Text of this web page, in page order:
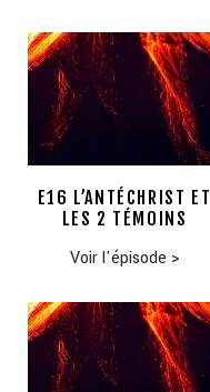
E16 L’ANTÉCHRIST ET
LES 2 TÉMOINS
Voir l'épisode >